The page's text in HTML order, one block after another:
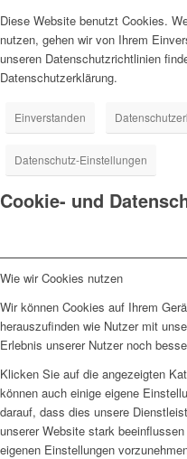
Diese Website benutzt Cookies.
nutzen, gehen wir von Ihrem
unseren Datenschutzrichtlinien
Datenschutzerklärung.
Einverstanden
Datenschutz-Einstellungen
Cookie- und
Wie wir Cookies nutzen
Wir können Cookies auf Ihrem
herauszufinden wie Nutzer mit
Erlebnis unserer Nutzer noch
Klicken Sie auf die angezeigten
können auch einige eigene
darauf, dass dies unsere
unserer Website stark
eigenen Einstellungen